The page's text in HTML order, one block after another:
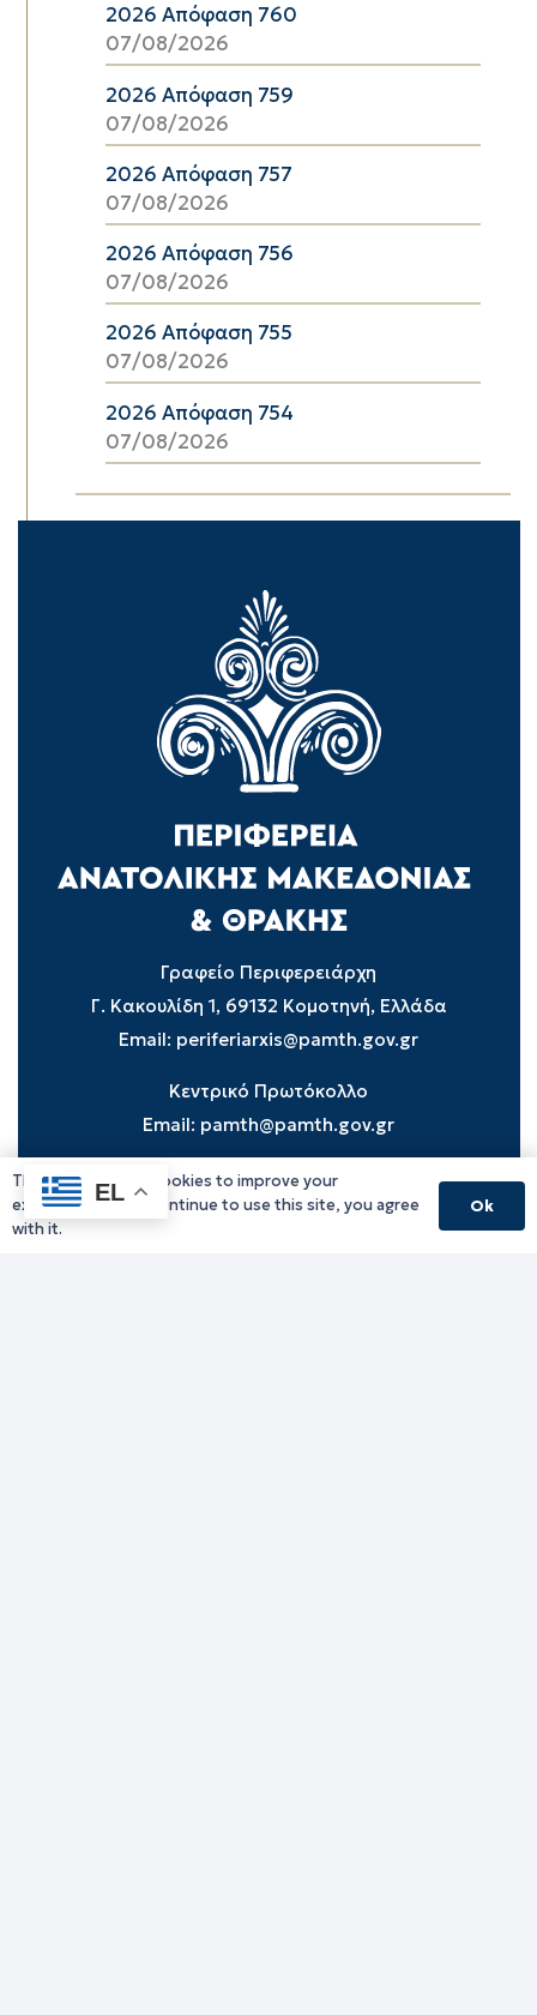
2026 Απόφαση 760
07/08/2026
2026 Απόφαση 759
07/08/2026
2026 Απόφαση 757
07/08/2026
2026 Απόφαση 756
07/08/2026
2026 Απόφαση 755
07/08/2026
2026 Απόφαση 754
07/08/2026
Γραφείο Περιφερειάρχη
Γ. Κακουλίδη 1, 69132 Κομοτηνή, Ελλάδα
Email: periferiarxis@pamth.gov.gr
Κεντρικό Πρωτόκολλο
Email: pamth@pamth.gov.gr
Υπηρεσίες Δράμας
EL
This website uses cookies to improve your
experience. If you continue to use this site, you agree
with it.
Ok